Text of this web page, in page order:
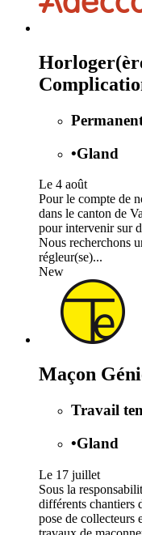
•Gland
Le 4 août
Pour le compte de
dans le canton de
pour intervenir sur
Nous recherchons
régleur(se)...
New
Maçon
Travail
•Gland
Le 17 juillet
Sous la
différents chantiers
pose de collecteurs